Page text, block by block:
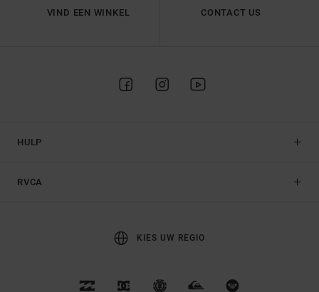
VIND EEN WINKEL CONTACT US
HULP
RVCA
KIES UW REGIO